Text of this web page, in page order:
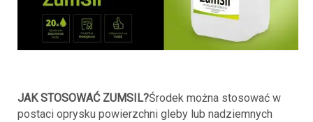
JAK STOSOWAĆ ZUMSIL?Środek można stosować w
postaci oprysku powierzchni gleby lub nadziemnych